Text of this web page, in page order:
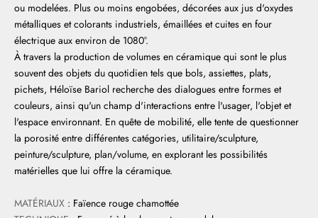
ou modelées. Plus ou moins engobées, décorées aux jus d'oxydes
métalliques et colorants industriels, émaillées et cuites en four
électrique aux environ de 1080°.
À travers la production de volumes en céramique qui sont le plus
souvent des objets du quotidien tels que bols, assiettes, plats,
pichets, Héloïse Bariol recherche des dialogues entre formes et
couleurs, ainsi qu'un champ d'interactions entre l'usager, l'objet et
l'espace environnant. En quête de mobilité, elle tente de questionner
la porosité entre différentes catégories, utilitaire/sculpture,
peinture/sculpture, plan/volume, en explorant les possibilités
matérielles que lui offre la céramique.
MATÉRIAUX : Faïence rouge chamottée